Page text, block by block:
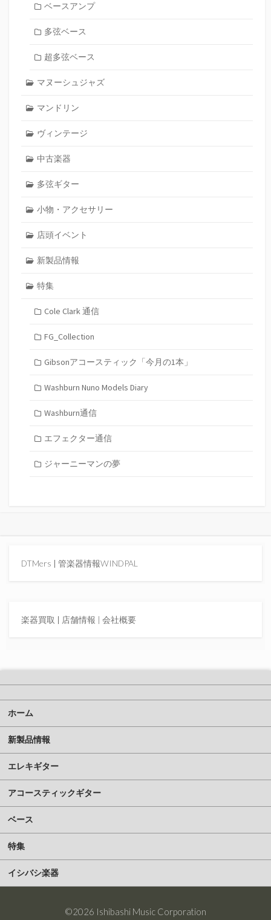
ベースアンプ
多弦ベース
超多弦ベース
マヌーシュジャズ
マンドリン
ヴィンテージ
中古楽器
多弦ギター
小物・アクセサリー
店頭イベント
新製品情報
特集
Cole Clark 通信
FG_Collection
Gibsonアコースティック「今月の1本」
Washburn Nuno Models Diary
Washburn通信
エフェクター通信
ジャーニーマンの夢
DTMers | 管楽器情報WINDPAL
楽器買取 | 店舗情報 | 会社概要
ホーム
新製品情報
エレキギター
アコースティックギター
ベース
特集
イシバシ楽器
©2026 Ishibashi Music Corporation